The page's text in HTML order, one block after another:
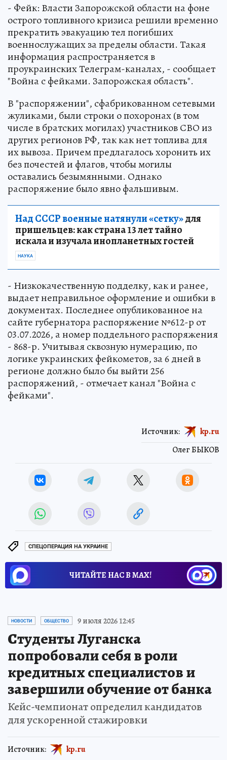
- Фейк: Власти Запорожской области на фоне
острого топливного кризиса решили временно
прекратить эвакуацию тел погибших
военнослужащих за пределы области. Такая
информация распространяется в
проукраинских Телеграм-каналах, - сообщает
"Война с фейками. Запорожская область".
В "распоряжении", сфабрикованном сетевыми
жуликами, были строки о похоронах (в том
числе в братских могилах) участников СВО из
других регионов РФ, так как нет топлива для
их вывоза. Причем предлагалось хоронить их
без почестей и флагов, чтобы могилы
оставались безымянными. Однако
распоряжение было явно фальшивым.
Над СССР военные натянули «сетку»для
пришельцев: как страна 13 лет тайно
искала и изучала инопланетных гостей
НАУКА
- Низкокачественную подделку, как и ранее,
выдает неправильное оформление и ошибки в
документах. Последнее опубликованное на
сайте губернатора распоряжение №612-р от
03.07.2026, а номер поддельного распоряжения
- 868-р. Учитывая сквозную нумерацию, по
логике украинских фейкометов, за 6 дней в
регионе должно было бы выйти 256
распоряжений, - отмечает канал "Война с
фейками".
Олег БЫКОВ
Источник: kp.ru
СПЕЦОПЕРАЦИЯ НА УКРАИНЕ
ЧИТАЙТЕ НАС В МАХ!
НОВОСТИ ОБЩЕСТВО 9 июля 2026 12:45
Студенты Луганска
попробовали себя в роли
кредитных специалистов и
завершили обучение от банка
Кейс-чемпионат определил кандидатов
для ускоренной стажировки
Источник: kp.ru